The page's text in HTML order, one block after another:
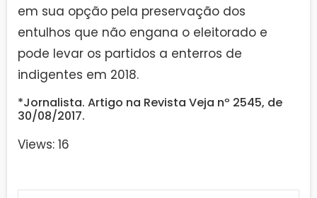
em sua opção pela preservação dos
entulhos que não engana o eleitorado e
pode levar os partidos a enterros de
indigentes em 2018.
*Jornalista. Artigo na Revista Veja nº 2545, de
30/08/2017.
Views: 16